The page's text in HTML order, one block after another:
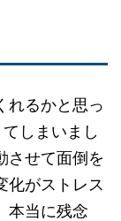
れるかと思っ
しまいまし
させて面倒を
化がストレス
本当に残念